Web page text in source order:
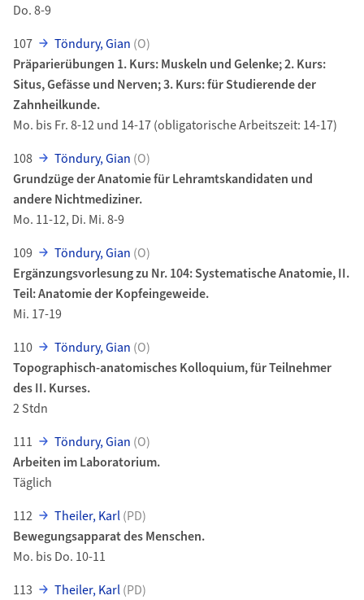
Do. 8-9
107
Töndury, Gian (O)
Präparierübungen 1. Kurs: Muskeln und Gelenke; 2. Kurs:
Situs, Gefässe und Nerven; 3. Kurs: für Studierende der
Zahnheilkunde.
Mo. bis Fr. 8-12 und 14-17 (obligatorische Arbeitszeit: 14-17)
108
Töndury, Gian (O)
Grundzüge der Anatomie für Lehramtskandidaten und
andere Nichtmediziner.
Mo. 11-12, Di. Mi. 8-9
109
Töndury, Gian (O)
Ergänzungsvorlesung zu Nr. 104: Systematische Anatomie, II.
Teil: Anatomie der Kopfeingeweide.
Mi. 17-19
110
Töndury, Gian (O)
Topographisch-anatomisches Kolloquium, für Teilnehmer
des II. Kurses.
2 Stdn
111
Töndury, Gian (O)
Arbeiten im Laboratorium.
Täglich
112
Theiler, Karl(PD)
Bewegungsapparat des Menschen.
Mo. bis Do. 10-11
113
Theiler, Karl(PD)